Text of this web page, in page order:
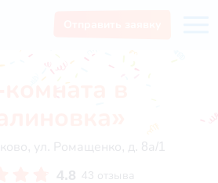
комната в
ул. Ромащенко, д. 8а/1
4.8 43 отзыва